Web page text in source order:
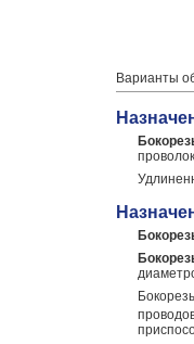
Варианты